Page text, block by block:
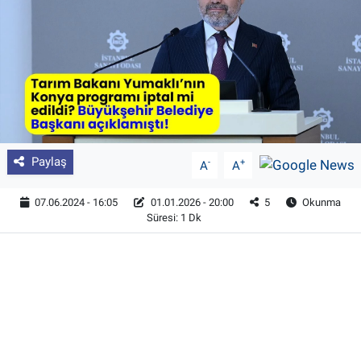
Paylaş A- A+
07.06.2024 - 16:05 01.01.2026 - 20:00 5
Okunma
Süresi: 1 Dk
Dünyada Tarım
Üretici Birlikleri
Şeker ve Şekerli Mamüller
Tahıllar ve Baklagiller
Tohum